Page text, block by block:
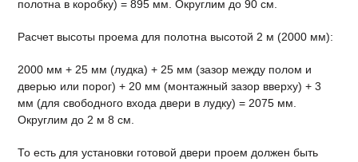
полотна в коробку) = 895 мм. Округлим до 90 см.
Расчет высоты проема для полотна высотой 2 м (2000 мм):
2000 мм + 25 мм (лудка) + 25 мм (зазор между полом и
дверью или порог) + 20 мм (монтажный зазор вверху) + 3
мм (для свободного входа двери в лудку) = 2075 мм.
Округлим до 2 м 8 см.
То есть для установки готовой двери проем должен быть